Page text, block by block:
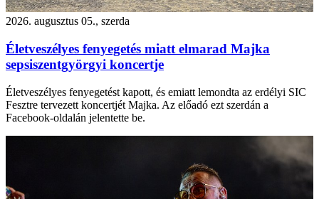
2026. augusztus 05., szerda
Életveszélyes fenyegetés miatt elmarad Majka
sepsiszentgyörgyi koncertje
Életveszélyes fenyegetést kapott, és emiatt lemondta az erdélyi SIC
Fesztre tervezett koncertjét Majka. Az előadó ezt szerdán a
Facebook-oldalán jelentette be.